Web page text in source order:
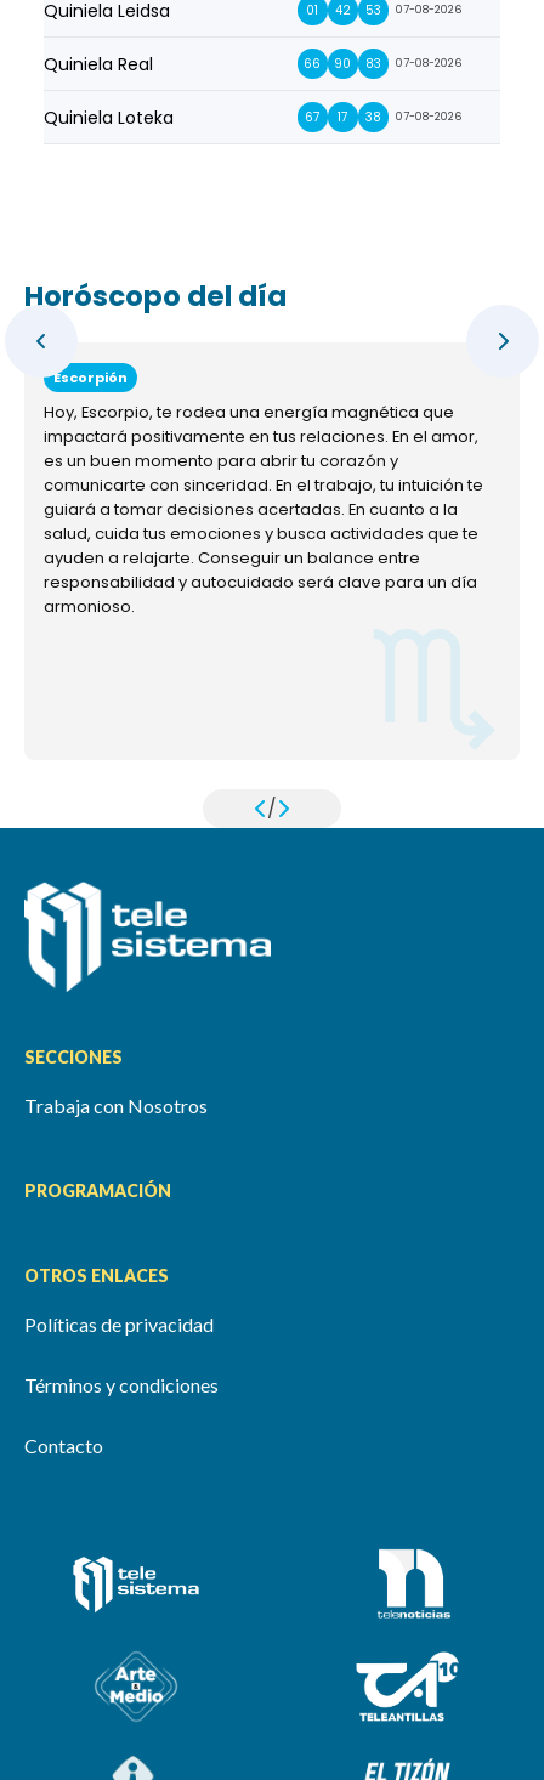
Quiniela Leidsa 01 42 53 07-08-2026
Quiniela Real 66 90 83 07-08-2026
Quiniela Loteka 67 17 38 07-08-2026
Horóscopo del día
Escorpión
Hoy, Escorpio, te rodea una energía magnética que
impactará positivamente en tus relaciones. En el amor,
es un buen momento para abrir tu corazón y
comunicarte con sinceridad. En el trabajo, tu intuición te
guiará a tomar decisiones acertadas. En cuanto a la
salud, cuida tus emociones y busca actividades que te
ayuden a relajarte. Conseguir un balance entre
responsabilidad y autocuidado será clave para un día
armonioso.
/
SECCIONES
Trabaja con Nosotros
PROGRAMACIÓN
OTROS ENLACES
Políticas de privacidad
Términos y condiciones
Contacto